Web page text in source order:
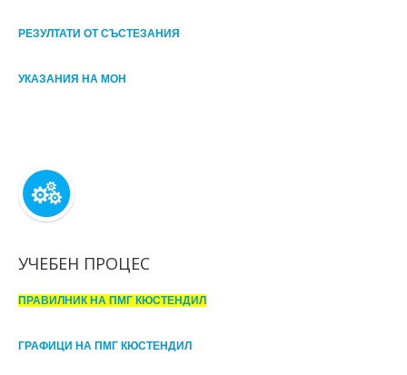
РЕЗУЛТАТИ ОТ СЪСТЕЗАНИЯ
УКАЗАНИЯ НА МОН
УЧЕБЕН ПРОЦЕС
ПРАВИЛНИК НА ПМГ КЮСТЕНДИЛ
ГРАФИЦИ НА ПМГ КЮСТЕНДИЛ